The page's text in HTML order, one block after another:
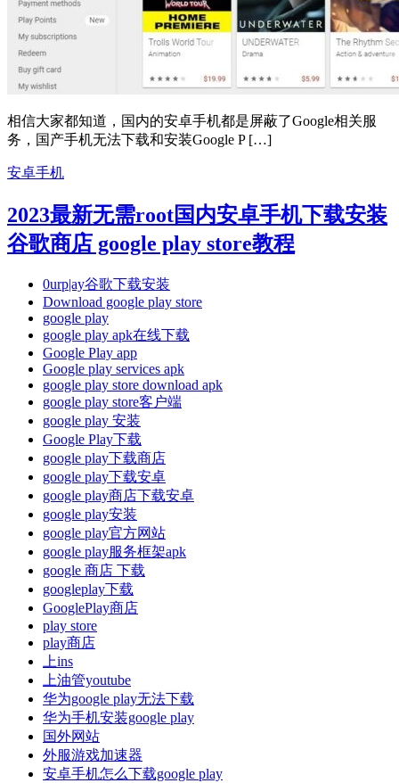
相信大家都知道，国内的安卓手机都是屏蔽了Google相关服
务，国产手机无法下载和安装Google P […]
安卓手机
2023最新无需root国内安卓手机下载安装
谷歌商店 google play store教程
0urp|ay谷歌下载安装
Download google play store
google play
google play apk在线下载
Google Play app
Google play services apk
google play store download apk
google play store客户端
google play 安装
Google Play下载
google play下载商店
google play下载安卓
google play商店下载安卓
google play安装
google play官方网站
google play服务框架apk
google 商店 下载
googleplay下载
GooglePlay商店
play store
play商店
上ins
上油管youtube
华为google play无法下载
华为手机安装google play
国外网站
外服游戏加速器
安卓手机怎么下载google play